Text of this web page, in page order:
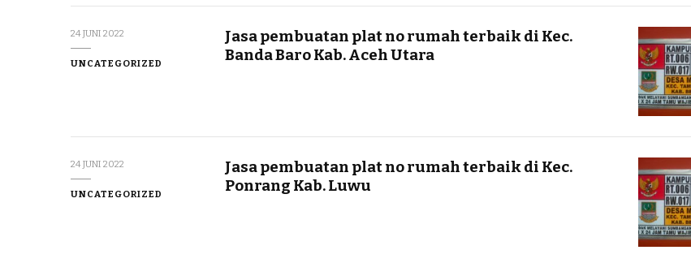
24 JUNI 2022
UNCATEGORIZED
Jasa pembuatan plat no rumah terbaik di Kec.
Banda Baro Kab. Aceh Utara
24 JUNI 2022
UNCATEGORIZED
Jasa pembuatan plat no rumah terbaik di Kec.
Ponrang Kab. Luwu